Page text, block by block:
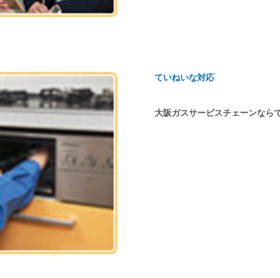
ていねいな対応
大阪ガスサービスチェーンなら